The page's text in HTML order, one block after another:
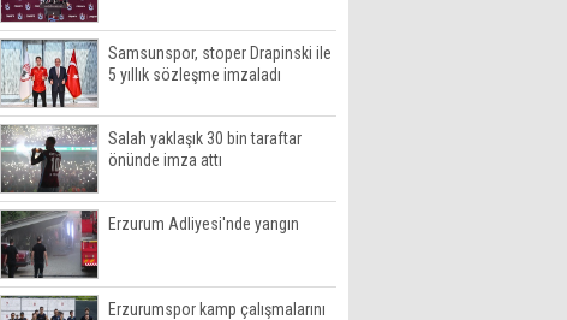
Samsunspor, stoper Drapinski ile
5 yıllık sözleşme imzaladı
Salah yaklaşık 30 bin taraftar
önünde imza attı
Erzurum Adliyesi'nde yangın
Erzurumspor kamp çalışmalarını